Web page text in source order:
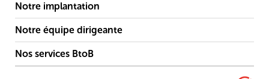
Notre implantation
Notre équipe dirigeante
Nos services BtoB